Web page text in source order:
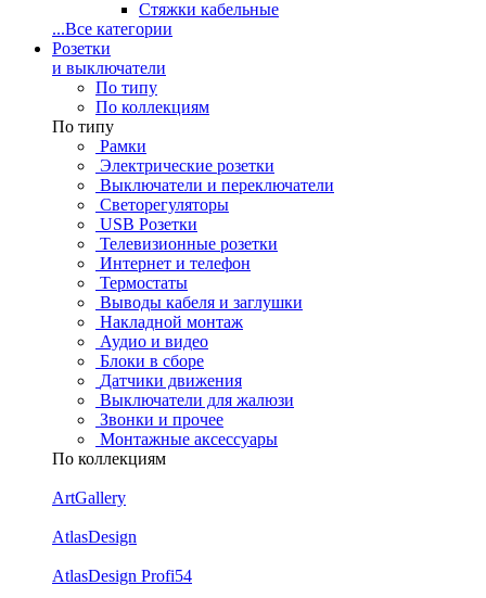
Стяжки кабельные
...Все категории
Розетки
и выключатели
По типу
По коллекциям
По типу
Рамки
Электрические розетки
Выключатели и переключатели
Светорегуляторы
USB Розетки
Телевизионные розетки
Интернет и телефон
Термостаты
Выводы кабеля и заглушки
Накладной монтаж
Аудио и видео
Блоки в сборе
Датчики движения
Выключатели для жалюзи
Звонки и прочее
Монтажные аксессуары
По коллекциям
ArtGallery
AtlasDesign
AtlasDesign Profi54